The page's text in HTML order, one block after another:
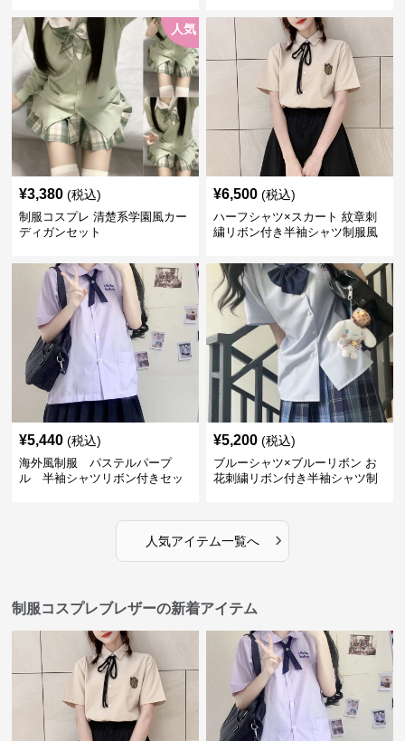
人気
¥3,380 (税込)
制服コスプレ 清楚系学園風カー
ディガンセット
¥6,500 (税込)
ハーフシャツ×スカート 紋章刺
繍リボン付き半袖シャツ制服風
¥5,440 (税込)
海外風制服 パステルパープ
ル 半袖シャツリボン付きセッ
¥5,200 (税込)
ブルーシャツ×ブルーリボン お
花刺繍リボン付き半袖シャツ制
人気アイテム一覧へ ›
制服コスプレブレザーの新着アイテム